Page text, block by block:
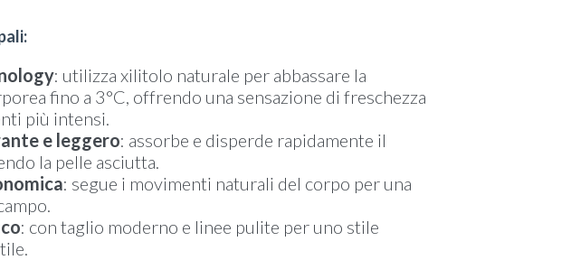
: utilizza xilitolo naturale per abbassare la
fino a 3°C, offrendo una sensazione di freschezza
più intensi.
e leggero: assorbe e disperde rapidamente il
la pelle asciutta.
: segue i movimenti naturali del corpo per una
: con taglio moderno e linee pulite per uno stile